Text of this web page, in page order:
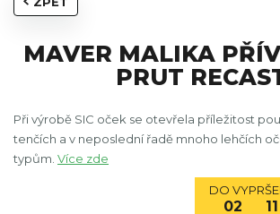
MAVER MALIKA
PRUT
Při výrobě SIC oček se otevřela příležitost
tenčích a v neposlední řadě mnoho lehčích
typům. Více zde
DO
02 11